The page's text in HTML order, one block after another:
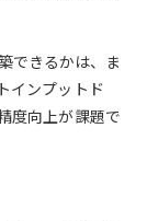
できるかは、ま
インプットド
度向上が課題で